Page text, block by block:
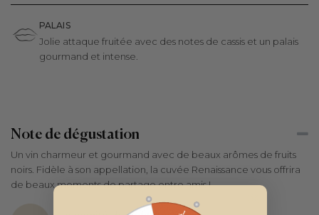
PALAIS
Jolie attaque fruitée avec des notes de cassis et un palais
gourmand et intense.
Note de dégustation
Un vin charmeur et gourmand avec de beaux arômes de fruits
noirs. Fidèle à son appellation, la cuvée Renaissance vous offrira
de beaux moments de partage entre amis !